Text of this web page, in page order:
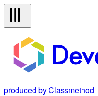
produced by Classmethod